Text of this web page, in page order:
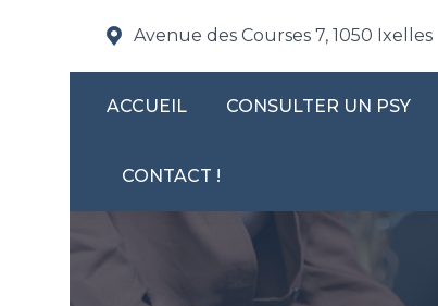
Avenue des Courses 7, 1050 Ixelles
ACCUEIL CONSULTER UN PSY
CONTACT !